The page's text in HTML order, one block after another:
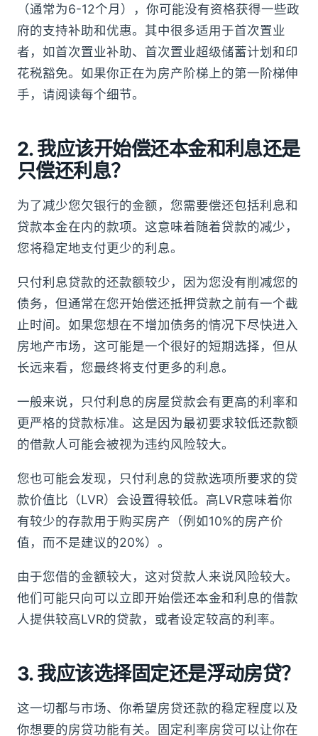
（通常为6-12个月），你可能没有资格获得一些政
府的支持补助和优惠。其中很多适用于首次置业
者，如首次置业补助、首次置业超级储蓄计划和印
花税豁免。如果你正在为房产阶梯上的第一阶梯伸
手，请阅读每个细节。
2. 我应该开始偿还本金和利息还是
只偿还利息？
为了减少您欠银行的金额，您需要偿还包括利息和
贷款本金在内的款项。这意味着随着贷款的减少，
您将稳定地支付更少的利息。
只付利息贷款的还款额较少，因为您没有削减您的
债务，但通常在您开始偿还抵押贷款之前有一个截
止时间。如果您想在不增加债务的情况下尽快进入
房地产市场，这可能是一个很好的短期选择，但从
长远来看，您最终将支付更多的利息。
一般来说，只付利息的房屋贷款会有更高的利率和
更严格的贷款标准。这是因为最初要求较低还款额
的借款人可能会被视为违约风险较大。
您也可能会发现，只付利息的贷款选项所要求的贷
款价值比（LVR）会设置得较低。高LVR意味着你
有较少的存款用于购买房产（例如10%的房产价
值，而不是建议的20%）。
由于您借的金额较大，这对贷款人来说风险较大。
他们可能只向可以立即开始偿还本金和利息的借款
人提供较高LVR的贷款，或者设定较高的利率。
3. 我应该选择固定还是浮动房贷？
这一切都与市场、你希望房贷还款的稳定程度以及
你想要的房贷功能有关。固定利率房贷可以让你在